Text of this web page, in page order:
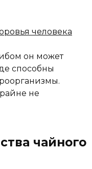
человека
он может
способны
не
чайного